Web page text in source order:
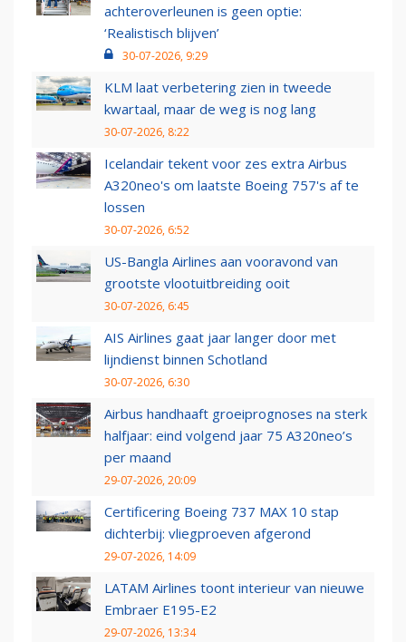
achteroverleunen is geen optie:
‘Realistisch blijven’
30-07-2026, 9:29
KLM laat verbetering zien in tweede
kwartaal, maar de weg is nog lang
30-07-2026, 8:22
Icelandair tekent voor zes extra Airbus
A320neo's om laatste Boeing 757's af te
lossen
30-07-2026, 6:52
US-Bangla Airlines aan vooravond van
grootste vlootuitbreiding ooit
30-07-2026, 6:45
AIS Airlines gaat jaar langer door met
lijndienst binnen Schotland
30-07-2026, 6:30
Airbus handhaaft groeiprognoses na sterk
halfjaar: eind volgend jaar 75 A320neo’s
per maand
29-07-2026, 20:09
Certificering Boeing 737 MAX 10 stap
dichterbij: vliegproeven afgerond
29-07-2026, 14:09
LATAM Airlines toont interieur van nieuwe
Embraer E195-E2
29-07-2026, 13:34